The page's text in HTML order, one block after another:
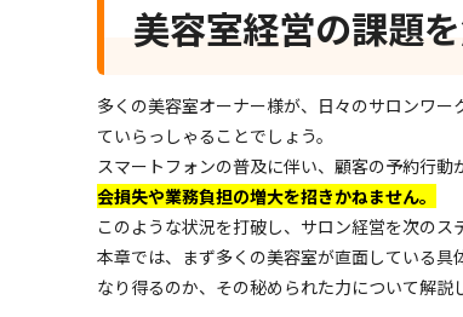
美容室経営の課題
多くの美容室オーナー様が、日々のサロンワ
ていらっしゃることでしょう。
スマートフォンの普及に伴い、顧客の予約行動
会損失や業務負担の増大を招きかねません。
このような状況を打破し、サロン経営を次のス
本章では、まず多くの美容室が直面している
なり得るのか、その秘められた力について解説